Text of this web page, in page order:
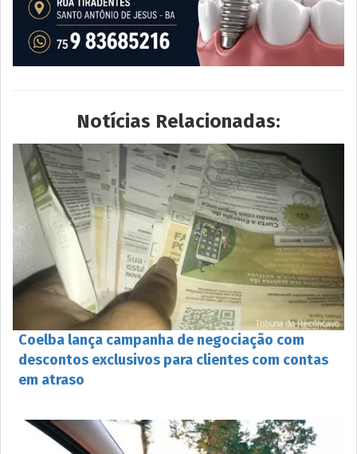
Notícias Relacionadas:
Coelba lança campanha de negociação com
descontos exclusivos para clientes com contas
em atraso